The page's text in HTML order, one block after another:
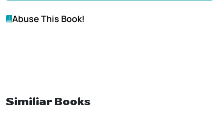
Abuse This Book!
Similiar Books